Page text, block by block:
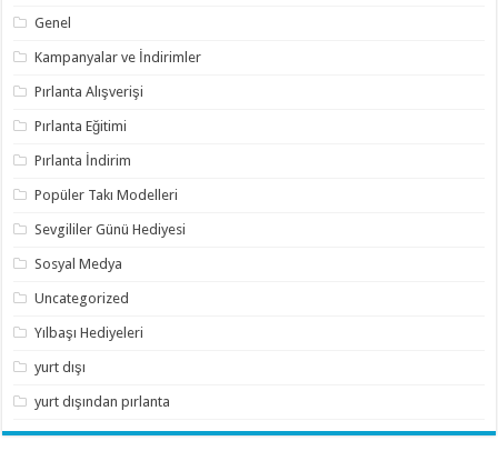
Genel
Kampanyalar ve İndirimler
Pırlanta Alışverişi
Pırlanta Eğitimi
Pırlanta İndirim
Popüler Takı Modelleri
Sevgililer Günü Hediyesi
Sosyal Medya
Uncategorized
Yılbaşı Hediyeleri
yurt dışı
yurt dışından pırlanta